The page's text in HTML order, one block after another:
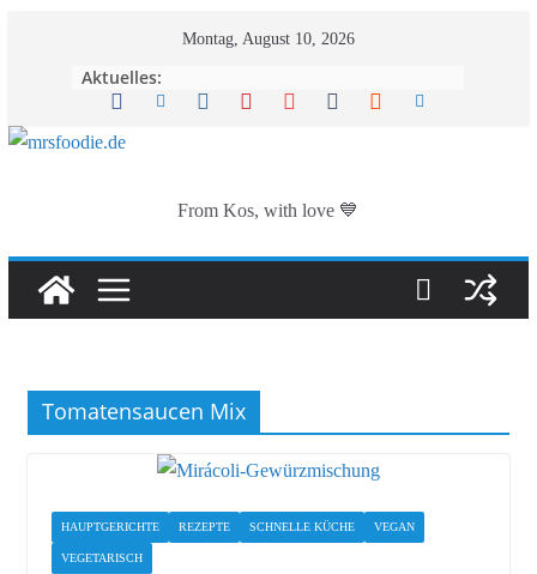
Montag, August 10, 2026
Aktuelles:
From Kos, with love 💙
Tomatensaucen Mix
HAUPTGERICHTE REZEPTE SCHNELLE KÜCHE VEGAN
VEGETARISCH